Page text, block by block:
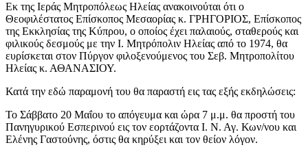
Εκ της Ιεράς Μητροπόλεως Ηλείας ανακοινούται ότι ο
Θεοφιλέστατος Επίσκοπος Μεσαορίας κ. ΓΡΗΓΟΡΙΟΣ, Επίσκοπος
της Εκκλησίας της Κύπρου, ο οποίος έχει παλαιούς, σταθερούς και
φιλικούς δεσμούς με την Ι. Μητρόπολιν Ηλείας από το 1974, θα
ευρίσκεται στον Πύργον φιλοξενούμενος του Σεβ. Μητροπολίτου
Ηλείας κ. ΑΘΑΝΑΣΙΟΥ.
Κατά την εδώ παραμονή του θα παραστή εις τας εξής εκδηλώσεις:
Το Σάββατο 20 Μαΐου το απόγευμα και ώρα 7 μ.μ. θα προστή του
Πανηγυρικού Εσπερινού εις τον εορτάζοντα Ι. Ν. Αγ. Κων/νου και
Ελένης Γαστούνης, όστις θα κηρύξει και τον θείον λόγον.